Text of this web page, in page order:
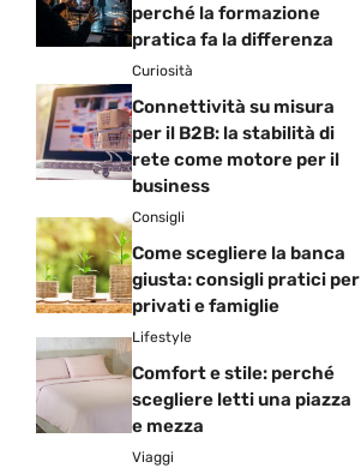
perché la formazione
pratica fa la differenza
Curiosità
Connettività su misura
per il B2B: la stabilità di
rete come motore per il
business
Consigli
Come scegliere la banca
giusta: consigli pratici per
privati e famiglie
Lifestyle
Comfort e stile: perché
scegliere letti una piazza
e mezza
Viaggi